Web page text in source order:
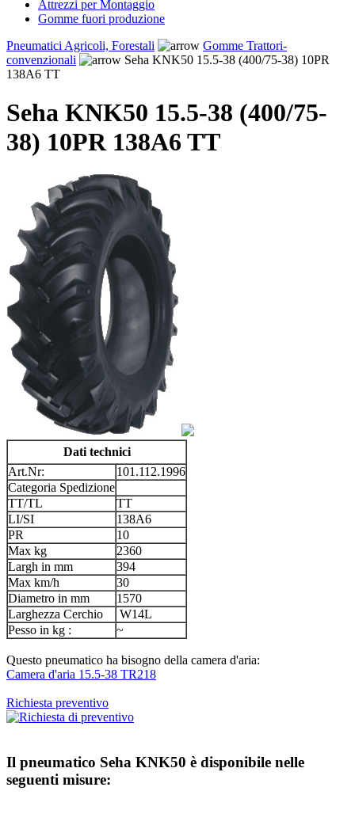
Attrezzi per Montaggio
Gomme fuori produzione
Pneumatici Agricoli, Forestali
Gomme Trattori-
convenzionali
Seha KNK50 15.5-38 (400/75-38) 10PR
138A6 TT
Seha KNK50 15.5-38 (400/75-
38) 10PR 138A6 TT
Dati technici
Art.Nr:
101.112.1996
Categoria Spedizione
TT/TL
TT
LI/SI
138A6
PR
10
Max kg
2360
Largh in mm
394
Max km/h
30
Diametro in mm
1570
Larghezza Cerchio
W14L
Pesso in kg :
~
Questo pneumatico ha bisogno della camera d'aria:
Camera d'aria 15.5-38 TR218
Richiesta preventivo
Il pneumatico Seha KNK50 è disponibile nelle
seguenti misure: